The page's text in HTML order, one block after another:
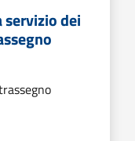
servizio dei